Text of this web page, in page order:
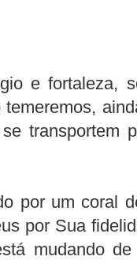
e fortaleza,
transportem
por um coral
por Sua
mudando